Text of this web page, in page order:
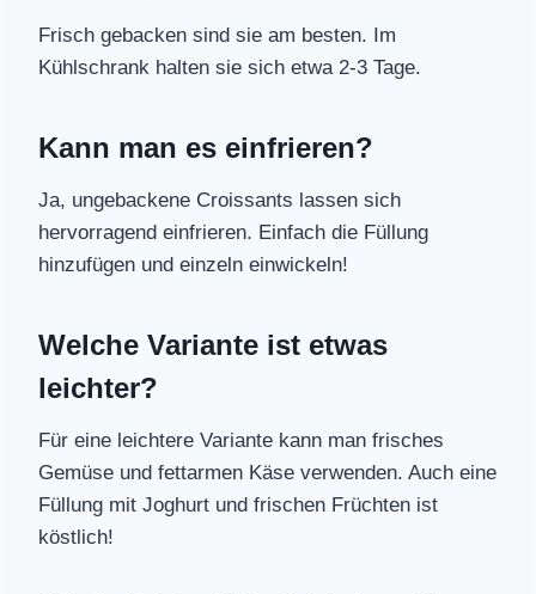
Frisch gebacken sind sie am besten. Im
Kühlschrank halten sie sich etwa 2-3 Tage.
Kann man es einfrieren?
Ja, ungebackene Croissants lassen sich
hervorragend einfrieren. Einfach die Füllung
hinzufügen und einzeln einwickeln!
Welche Variante ist etwas
leichter?
Für eine leichtere Variante kann man frisches
Gemüse und fettarmen Käse verwenden. Auch eine
Füllung mit Joghurt und frischen Früchten ist
köstlich!